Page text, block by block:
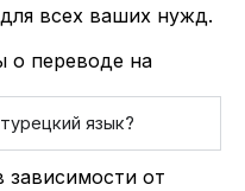
всех ваших нужд.
о переводе на
язык?
зависимости от